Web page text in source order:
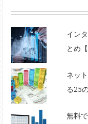
イン
とめ
ネッ
る25
無料